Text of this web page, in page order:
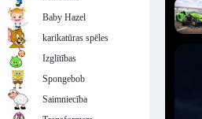
Baby Hazel
karikatūras spēles
Izglītības
Spongebob
Saimniecība